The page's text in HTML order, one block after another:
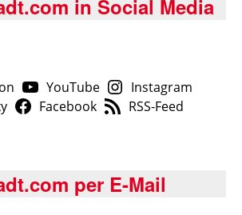
in Social Media
YouTube
Instagram
Facebook RSS-Feed
per E-Mail